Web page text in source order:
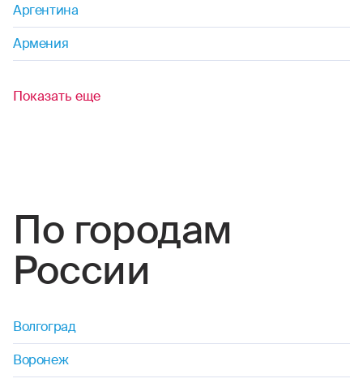
паркур
пейнтбол
сафари
серфинг
сноубординг
скейтбординг
Аргентина
Армения
Показать еще
По городам
России
Волгоград
Воронеж